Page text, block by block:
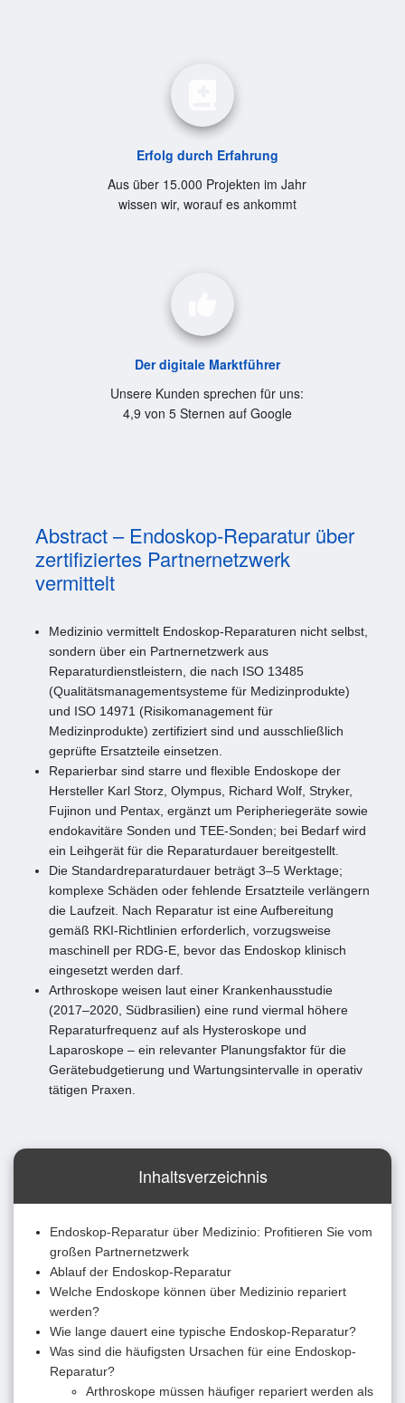
Erfolg durch Erfahrung
Aus über 15.000 Projekten im Jahr
wissen wir, worauf es ankommt
Der digitale Marktführer
Unsere Kunden sprechen für uns:
4,9 von 5 Sternen auf Google
Abstract – Endoskop-Reparatur über
zertifiziertes Partnernetzwerk
vermittelt
Medizinio vermittelt Endoskop-Reparaturen nicht selbst,
sondern über ein Partnernetzwerk aus
Reparaturdienstleistern, die nach ISO 13485
(Qualitätsmanagementsysteme für Medizinprodukte)
und ISO 14971 (Risikomanagement für
Medizinprodukte) zertifiziert sind und ausschließlich
geprüfte Ersatzteile einsetzen.
Reparierbar sind starre und flexible Endoskope der
Hersteller Karl Storz, Olympus, Richard Wolf, Stryker,
Fujinon und Pentax, ergänzt um Peripheriegeräte sowie
endokavitäre Sonden und TEE-Sonden; bei Bedarf wird
ein Leihgerät für die Reparaturdauer bereitgestellt.
Die Standardreparaturdauer beträgt 3–5 Werktage;
komplexe Schäden oder fehlende Ersatzteile verlängern
die Laufzeit. Nach Reparatur ist eine Aufbereitung
gemäß RKI-Richtlinien erforderlich, vorzugsweise
maschinell per RDG-E, bevor das Endoskop klinisch
eingesetzt werden darf.
Arthroskope weisen laut einer Krankenhausstudie
(2017–2020, Südbrasilien) eine rund viermal höhere
Reparaturfrequenz auf als Hysteroskope und
Laparoskope – ein relevanter Planungsfaktor für die
Gerätebudgetierung und Wartungsintervalle in operativ
tätigen Praxen.
Inhaltsverzeichnis
Endoskop-Reparatur über Medizinio: Profitieren Sie vom
großen Partnernetzwerk
Ablauf der Endoskop-Reparatur
Welche Endoskope können über Medizinio repariert
werden?
Wie lange dauert eine typische Endoskop-Reparatur?
Was sind die häufigsten Ursachen für eine Endoskop-
Reparatur?
Arthroskope müssen häufiger repariert werden als